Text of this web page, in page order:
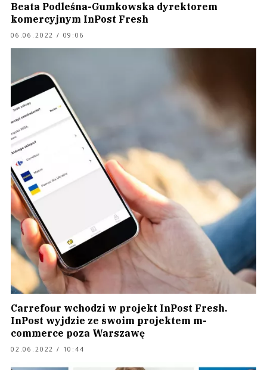
Beata Podleśna-Gumkowska dyrektorem
komercyjnym InPost Fresh
06.06.2022 / 09:06
Carrefour wchodzi w projekt InPost Fresh.
InPost wyjdzie ze swoim projektem m-
commerce poza Warszawę
02.06.2022 / 10:44